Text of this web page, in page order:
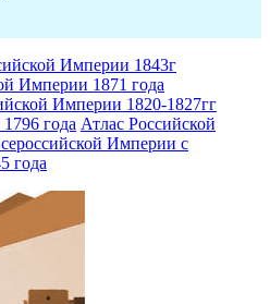
Империи 1843г
Империи 1871 года
Империи 1820-1827гг
года Атлас Российской
Империи с
года